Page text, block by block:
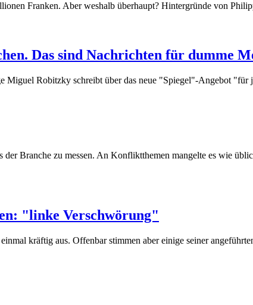
Franken. Aber weshalb überhaupt? Hintergründe von
Das sind Nachrichten für dumme
Miguel Robitzky schreibt über das neue "Spiegel"-Angebot "für
der Branche zu messen. An Konfliktthemen mangelte es wie
"linke Verschwörung"
kräftig aus. Offenbar stimmen aber einige seiner